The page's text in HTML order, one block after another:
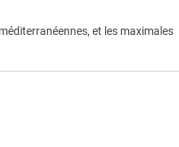
âgées, souffrant de
site
et les maximales